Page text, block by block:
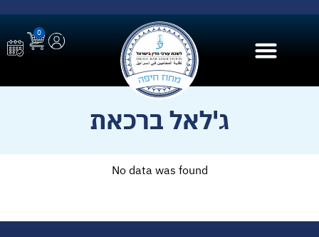
0
ג'לאל ברכאת
No data was found